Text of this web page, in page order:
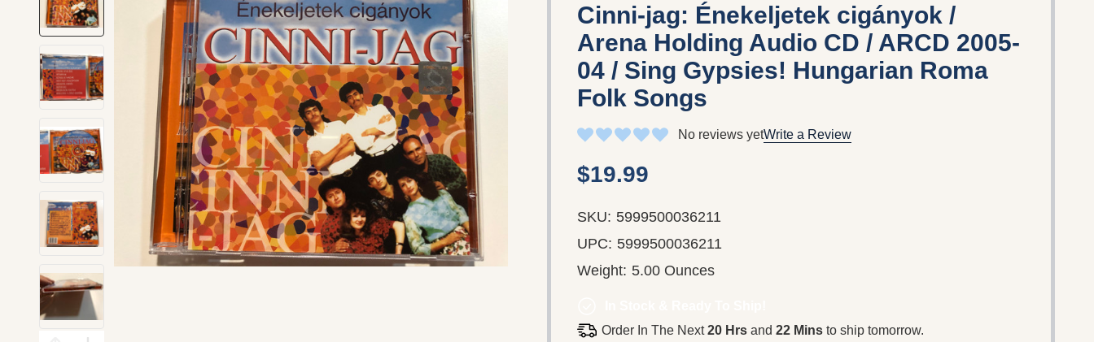
Cinni-jag: Énekeljetek cigányok /
Arena Holding Audio CD / ARCD 2005-
04 / Sing Gypsies! Hungarian Roma
Folk Songs
No reviews yetWrite a Review
$19.99
SKU: 5999500036211
UPC: 5999500036211
Weight: 5.00 Ounces
Order In The Next20 Hrs and 22 Mins to ship tomorrow.